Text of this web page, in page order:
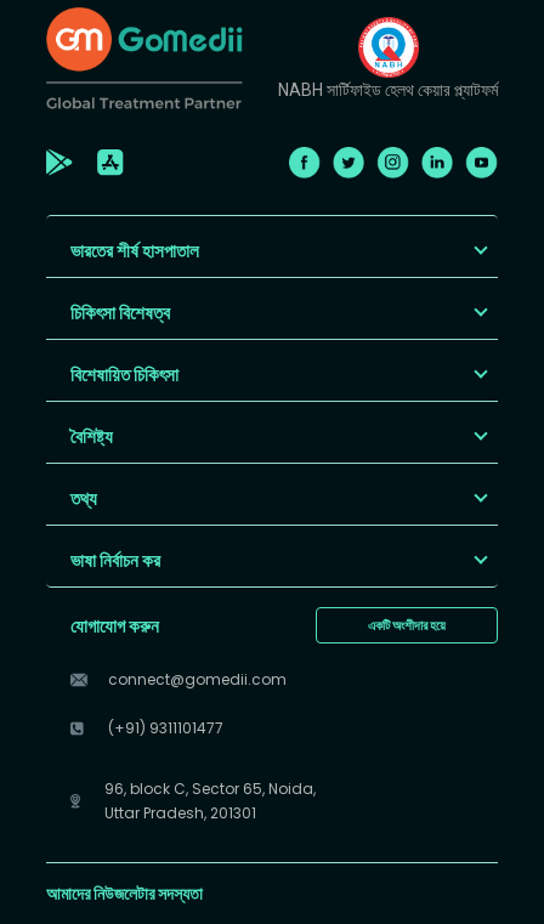
NABH সার্টিফাইড হেলথ কেয়ার প্ল্যাটফর্ম
ভারতের শীর্ষ হাসপাতাল
চিকিৎসা বিশেষত্ব
বিশেষায়িত চিকিৎসা
বৈশিষ্ট্য
তথ্য
ভাষা নির্বাচন কর
একটি অংশীদার হয়ে
যোগাযোগ করুন
connect@gomedii.com
(+91) 9311101477
96, block C, Sector 65, Noida,
Uttar Pradesh, 201301
আমাদের নিউজলেটার সদস্যতা